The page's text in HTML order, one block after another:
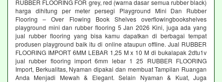
RUBBER FLOORING FOR grey, red (warna dasar semua rubber black)
harga dihitung per meter persegi Playground Mini Dan Rubber
Flooring – Over Flowing Book Shelves overflowingbookshelves
playground mini dan rubber flooring 5 Jan 2026 Kini, juga ada yang
jual rubber flooring yang bisa kamu dapatkan di berbagai tempat
produsen playground baik itu di online ataupun offline. Jual RUBBER
FLOORING IMPORT 6MM LEBAR 1,25 M x 10 M di bukalapak 2dtu1v
jual rubber flooring import 6mm lebar 1 25 RUBBER FLOORING
Import, Berkualitas, Nyaman dipakai dan membuat Tampilan Ruangan
Anda Menjadi Mewah & Elegant. Selain Nyaman & Kuat, Juga